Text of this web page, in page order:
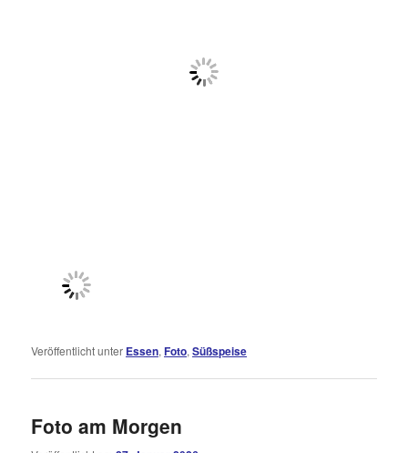
Veröffentlicht unter Essen,Foto,Süßspeise
Foto am Morgen